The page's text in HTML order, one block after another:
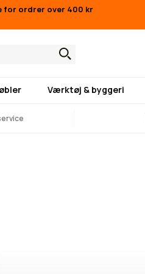
for ordrer over 400 kr
Værktøj & byggeri